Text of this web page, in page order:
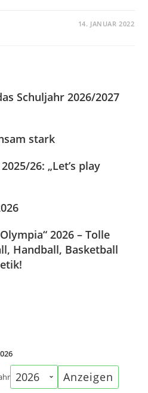
14. JANUAR 2022
Schuljahr 2026/2027
stark
26: „Let’s play
2026 – Tolle
Handball, Basketball